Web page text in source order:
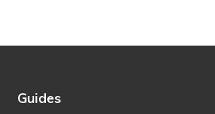
Guides